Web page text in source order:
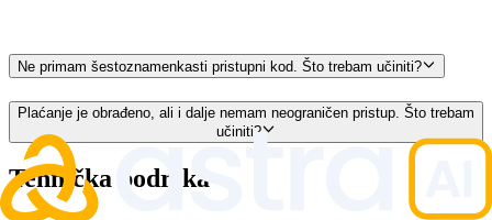
Ne primam šestoznamenkasti pristupni kod. Što trebam učiniti?
Plaćanje je obrađeno, ali i dalje nemam neograničen pristup. Što trebam
učiniti?
Tehnička podrška